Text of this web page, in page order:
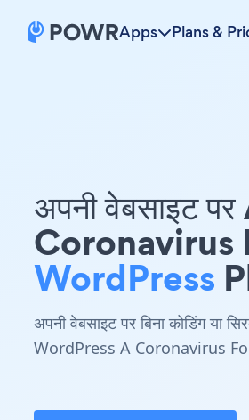
Apps Plans &
अपनी वेबसाइट
Coronavirus
WordPress
अपनी वेबसाइट पर बिना कोडिंग या
WordPress A Coronavirus